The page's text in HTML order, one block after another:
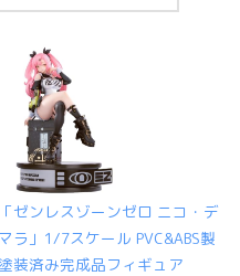
「ゼンレスゾーンゼロ ニコ・デ
マラ」1/7スケール PVC&ABS製
塗装済み完成品フィギュア